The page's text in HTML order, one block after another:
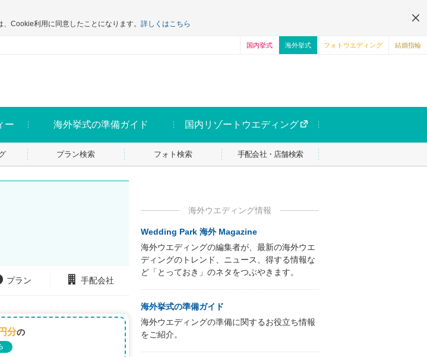
Cookie利用に同意したことになります。 詳しくはこちら
国内挙式 海外挙式 フォトウエディング 結婚指輪
ー 海外挙式の準備ガイド 国内リゾートウエディング
プラン検索 フォト検索 手配会社・店舗検索
プラン 手配会社
分の
海外ウエディング情報
Wedding Park 海外 Magazine
海外ウエディングの編集者が、最新の海外ウエ
ディングのトレンド、ニュース、得する情報な
ど「とっておき」のネタをつぶやきます。
海外挙式の準備ガイド
海外ウエディングの準備に関するお役立ち情報
をご紹介。